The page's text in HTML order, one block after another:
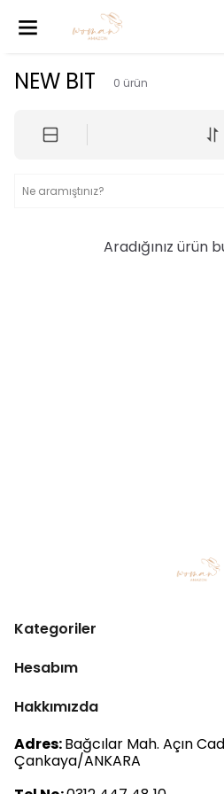
NEW BIT 0 ürün
Aradığınız ürün
Kategoriler
Hesabım
Hakkımızda
Adres:Bağcılar Mah. Açın
Çankaya/ANKARA